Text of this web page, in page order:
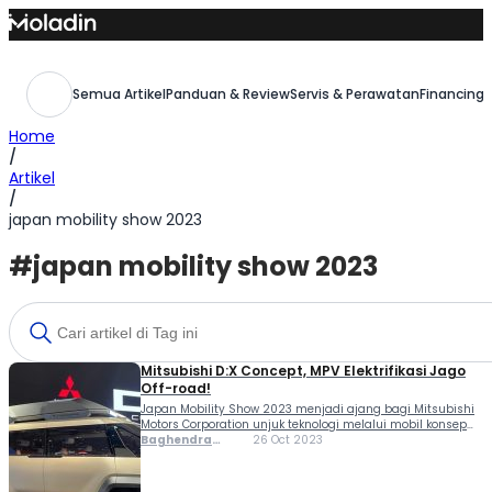
Skip
to
Semua ArtikelPanduan & ReviewServis & Perawatan
Home
/
Artikel
/
japan mobility show 2023
#japan mobility show 2023
Mitsubishi D:X Concept, MPV Elektrifikasi Jago
Off-road!
Japan Mobility Show 2023 menjadi ajang bagi Mitsubishi
Motors Corporation unjuk teknologi melalui mobil konsep
terbarunya yaitu D:X Concept, Rabu (25/10/2023). Mobil
Baghendra
26 Oct 2023